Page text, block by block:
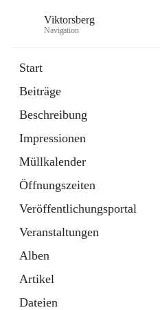
Viktorsberg
Navigation
Start
Beiträge
Beschreibung
Impressionen
Müllkalender
Öffnungszeiten
Veröffentlichungsportal
Veranstaltungen
Alben
Artikel
Dateien
1 Schnellzugriff
Bürgerservice
10 Schnellzugriffe